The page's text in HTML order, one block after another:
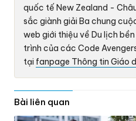
quốc tế New Zealand -
sắc giành giải Ba chung
web giới thiệu về Du lịch
trình của các Code
tại fanpage Thông tin Giáo
Bài liên quan